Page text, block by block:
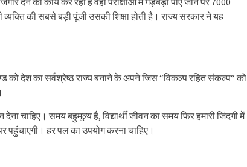
की सबसे बड़ी पूंजी उसकी शिक्षा होती है। राज्य सरकार ने यह
को देश का सर्वश्रेष्ठ राज्य बनाने के अपने जिस “विकल्प रहित संकल्प“ को
चाहिए। समय बहुमूल्य है, विद्यार्थी जीवन का समय फिर हमारी जिंदगी में
हर पल का उपयोग करना चाहिए।